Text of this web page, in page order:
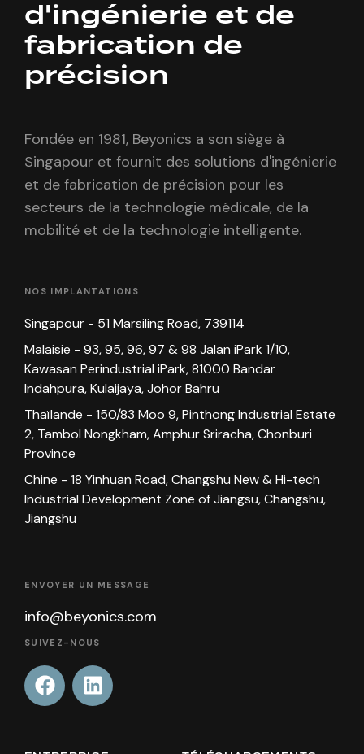
d'ingénierie et de
fabrication de
précision
Fondée en 1981, Beyonics a son siège à
Singapour et fournit des solutions d'ingénierie
et de fabrication de précision pour les
secteurs de la technologie médicale, de la
mobilité et de la technologie intelligente.
NOS IMPLANTATIONS
Singapour - 51 Marsiling Road, 739114
Malaisie - 93, 95, 96, 97 & 98 Jalan iPark 1/10,
Kawasan Perindustrial iPark, 81000 Bandar
Indahpura, Kulaijaya, Johor Bahru
Thaïlande - 150/83 Moo 9, Pinthong Industrial Estate
2, Tambol Nongkham, Amphur Sriracha, Chonburi
Province
Chine - 18 Yinhuan Road, Changshu New & Hi-tech
Industrial Development Zone of Jiangsu, Changshu,
Jiangshu
ENVOYER UN MESSAGE
info@beyonics.com
SUIVEZ-NOUS